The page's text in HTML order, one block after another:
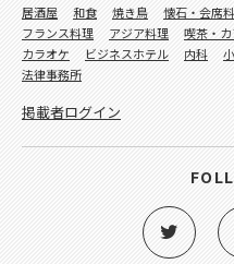
居酒屋 和食 焼き鳥 懐石・会席
フランス料理
アジア料理 喫茶・カ
カラオケ
ビジネスホテル 内科
法律事務所
掲載者ログイン